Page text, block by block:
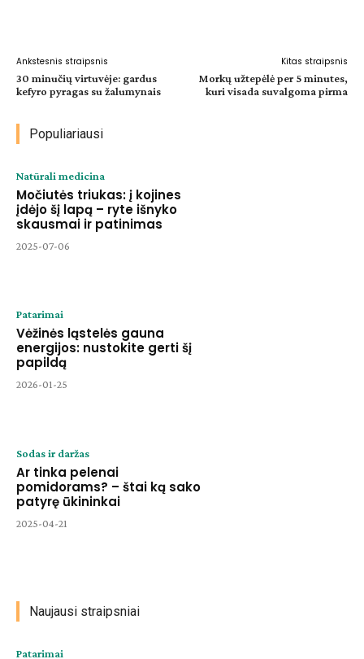
Ankstesnis straipsnis
30 minučių virtuvėje: gardus
kefyro pyragas su žalumynais
Kitas straipsnis
Morkų užtepėlė per 5 minutes,
kuri visada suvalgoma pirma
Populiariausi
Natūrali medicina
Močiutės triukas: į kojines
įdėjo šį lapą – ryte išnyko
skausmai ir patinimas
2025-07-06
Patarimai
Vėžinės ląstelės gauna
energijos: nustokite gerti šį
papildą
2026-01-25
Sodas ir daržas
Ar tinka pelenai
pomidorams? – štai ką sako
patyrę ūkininkai
2025-04-21
Naujausi straipsniai
Patarimai